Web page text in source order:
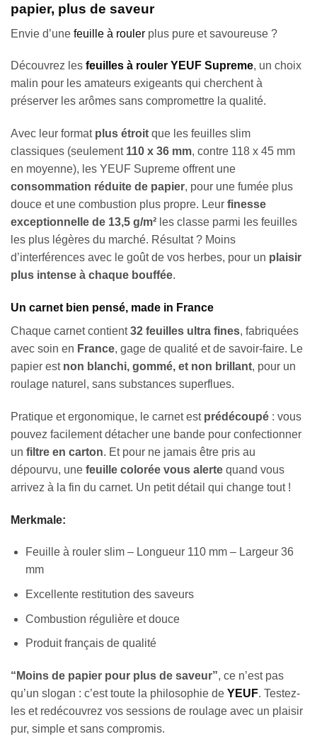
papier, plus de saveur
Envie d’une feuille à rouler plus pure et savoureuse ?
Découvrez les feuilles à rouler YEUF Supreme, un choix
malin pour les amateurs exigeants qui cherchent à
préserver les arômes sans compromettre la qualité.
Avec leur format plus étroit que les feuilles slim
classiques (seulement 110 x 36 mm, contre 118 x 45 mm
en moyenne), les YEUF Supreme offrent une
consommation réduite de papier, pour une fumée plus
douce et une combustion plus propre. Leur finesse
exceptionnelle de 13,5 g/m² les classe parmi les feuilles
les plus légères du marché. Résultat ? Moins
d’interférences avec le goût de vos herbes, pour un plaisir
plus intense à chaque bouffée.
Un carnet bien pensé, made in France
Chaque carnet contient32 feuilles ultra fines, fabriquées
avec soin en France, gage de qualité et de savoir-faire. Le
papier est non blanchi, gommé, et non brillant, pour un
roulage naturel, sans substances superflues.
Pratique et ergonomique, le carnet est prédécoupé : vous
pouvez facilement détacher une bande pour confectionner
un filtre en carton. Et pour ne jamais être pris au
dépourvu, une feuille colorée vous alerte quand vous
arrivez à la fin du carnet. Un petit détail qui change tout !
Merkmale:
Feuille à rouler slim – Longueur 110 mm – Largeur 36
mm
Excellente restitution des saveurs
Combustion régulière et douce
Produit français de qualité
“Moins de papier pour plus de saveur”, ce n’est pas
qu’un slogan : c’est toute la philosophie de YEUF. Testez-
les et redécouvrez vos sessions de roulage avec un plaisir
pur, simple et sans compromis.